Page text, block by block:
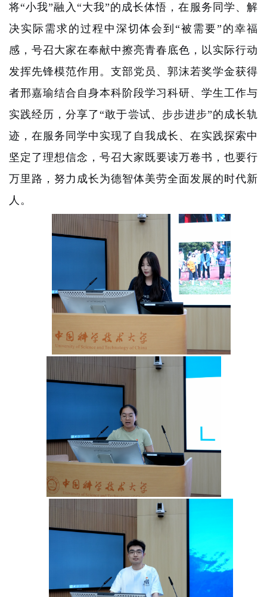
将“小我”融入“大我”的成长体悟，在服务同学、解
决实际需求的过程中深切体会到“被需要”的幸福
感，号召大家在奉献中擦亮青春底色，以实际行动
发挥先锋模范作用 。支部党员、郭沫若奖学金获得
者邢嘉瑜结合 自身本科阶段学习科研、学生工作与
实践经历，分享了“敢于尝试、步步进步”的成长轨
迹，在服务同学中实现了自我成长、在实践探索中
坚定了理想信念，号召大家既要读万卷书，也要行
万里路，努力成长为德智体美劳全面发展的时代新
人。